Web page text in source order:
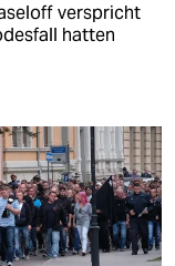
verspricht
hatten